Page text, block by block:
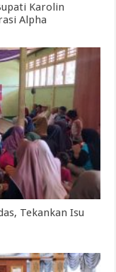
Karolin
Alpha
Tekankan Isu